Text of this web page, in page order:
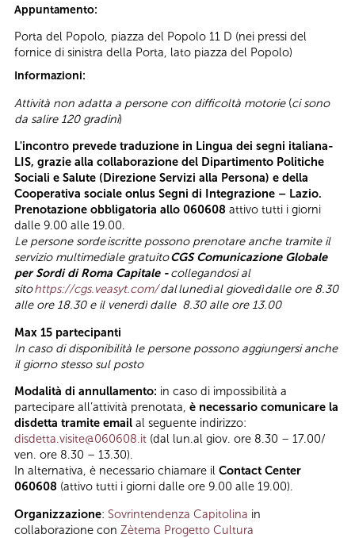
Appuntamento:
Porta del Popolo, piazza del Popolo 11 D (nei pressi del
fornice di sinistra della Porta, lato piazza del Popolo)
Informazioni:
Attività non adatta a persone con difficoltà motorie(ci sono
da salire 120 gradini)
L'incontro prevede traduzione in Lingua dei segni italiana-
LIS, grazie alla collaborazione del Dipartimento Politiche
Sociali e Salute (Direzione Servizi alla Persona) e della
Cooperativa sociale onlus Segni di Integrazione – Lazio.
Prenotazione obbligatoria allo 060608 attivo tutti i giorni
dalle 9.00 alle 19.00.
Le persone sordeiscritte possono prenotare anche tramite il
servizio multimediale gratuitoCGS Comunicazione Globale
per Sordi di Roma Capitale -collegandosi al
sitohttps://cgs.veasyt.com/dallunedìal giovedìdalle ore 8.30
alle ore 18.30 e il venerdì dalle 8.30 alle ore 13.00
Max 15 partecipanti
In caso di disponibilità le persone possono aggiungersi anche
il giorno stesso sul posto
Modalità di annullamento: in caso di impossibilità a
partecipare all’attività prenotata, è necessario comunicare la
disdetta tramite email al seguente indirizzo:
disdetta.visite@060608.it (dal lun.al giov. ore 8.30 – 17.00/
ven. ore 8.30 – 13.30).
In alternativa, è necessario chiamare il Contact Center
060608 (attivo tutti i giorni dalle ore 9.00 alle 19.00).
Organizzazione: Sovrintendenza Capitolina in
collaborazione con Zètema Progetto Cultura